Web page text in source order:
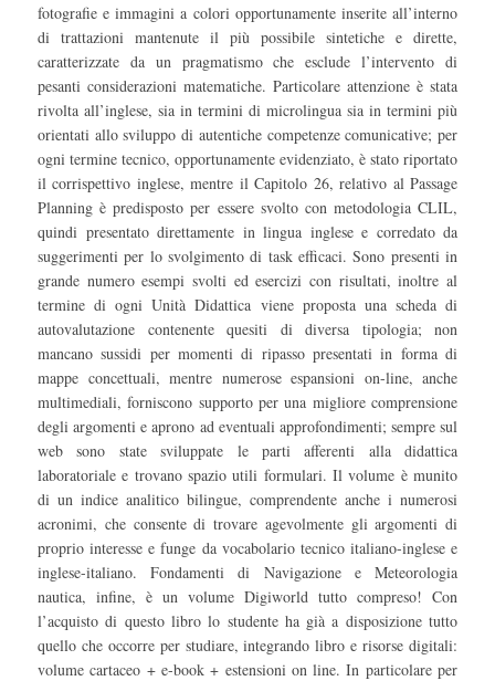
fotografie e immagini a colori opportunamente inserite all’interno
di trattazioni mantenute il più possibile sintetiche e dirette,
caratterizzate da un pragmatismo che esclude l’intervento di
pesanti considerazioni matematiche. Particolare attenzione è stata
rivolta all’inglese, sia in termini di microlingua sia in termini più
orientati allo sviluppo di autentiche competenze comunicative; per
ogni termine tecnico, opportunamente evidenziato, è stato riportato
il corrispettivo inglese, mentre il Capitolo 26, relativo al Passage
Planning è predisposto per essere svolto con metodologia CLIL,
quindi presentato direttamente in lingua inglese e corredato da
suggerimenti per lo svolgimento di task efficaci. Sono presenti in
grande numero esempi svolti ed esercizi con risultati, inoltre al
termine di ogni Unità Didattica viene proposta una scheda di
autovalutazione contenente quesiti di diversa tipologia; non
mancano sussidi per momenti di ripasso presentati in forma di
mappe concettuali, mentre numerose espansioni on-line, anche
multimediali, forniscono supporto per una migliore comprensione
degli argomenti e aprono ad eventuali approfondimenti; sempre sul
web sono state sviluppate le parti afferenti alla didattica
laboratoriale e trovano spazio utili formulari. Il volume è munito
di un indice analitico bilingue, comprendente anche i numerosi
acronimi, che consente di trovare agevolmente gli argomenti di
proprio interesse e funge da vocabolario tecnico italiano-inglese e
inglese-italiano. Fondamenti di Navigazione e Meteorologia
nautica, infine, è un volume Digiworld tutto compreso! Con
l’acquisto di questo libro lo studente ha già a disposizione tutto
quello che occorre per studiare, integrando libro e risorse digitali:
volume cartaceo + e-book + estensioni on line. In particolare per